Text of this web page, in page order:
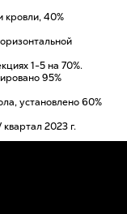
кровли, 40%
1-5 на 70%.
95%
установлено 60%
2023 г.